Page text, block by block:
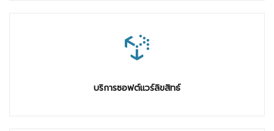
บริการซอฟต์แวร์ลิขสิทธ์